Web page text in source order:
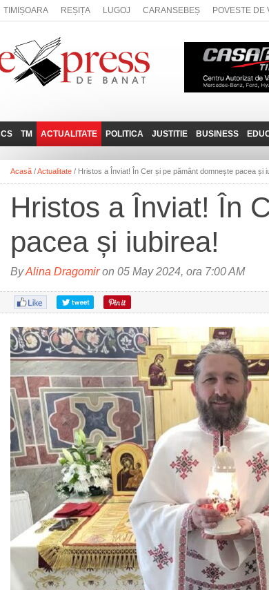
TIMIȘOARA REȘIȚA LUGOJ CARANSEBEȘ POVESTE DE
CS
REȘIȚA
CARANSEBEȘ
ANINA
BOCŞA
MOLDOVA NOUĂ
ORAVIȚA
OȚELU ROŞU
TM
LUGOJ
TIMIȘOARA
ACTUALITATE
ADMINISTRATIE
NAȚIONAL
SOCIAL
POLITICA
EXPRESSLIVE
INTERVIURILE
EXPRESS
JUSTITIE BUSINESS
JOB-URI
TEHNIT
Acasă /Actualitate / Hristos a Înviat! În Cer și pe pământ domnește pacea și
Hristos a Înviat! În
pacea și iubirea!
ByAlina Dragomiron 05 May 2024, ora 7:00 AM